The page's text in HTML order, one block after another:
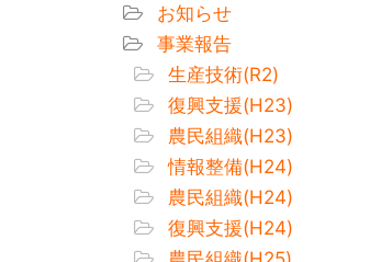
お知らせ
事業報告
生産技術(R2)
復興支援(H23)
農民組織(H23)
情報整備(H24)
農民組織(H24)
復興支援(H24)